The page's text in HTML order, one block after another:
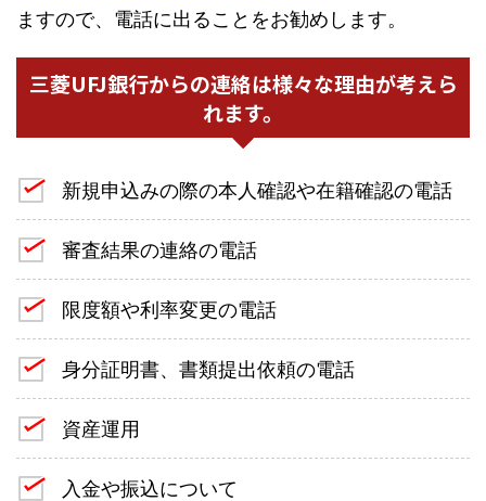
ますので、電話に出ることをお勧めします。
三菱UFJ銀行からの連絡は様々な理由が考えら
れます。
新規申込みの際の本人確認や在籍確認の電話
審査結果の連絡の電話
限度額や利率変更の電話
身分証明書、書類提出依頼の電話
資産運用
入金や振込について